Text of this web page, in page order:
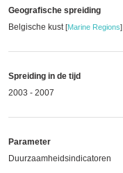
Geografische spreiding
Belgische kust[Marine Regions]
Spreiding in de tijd
2003 - 2007
Parameter
Duurzaamheidsindicatoren